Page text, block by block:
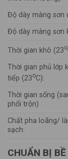
Độ dày màng sơn
Độ dày màng sơn
Thời gian khô (23o
Thời gian phủ lớp
tiếp (23oC):
Thời gian sống
phối trộn) :
Chất pha loãng/
sạch:
CHUẨN BỊ